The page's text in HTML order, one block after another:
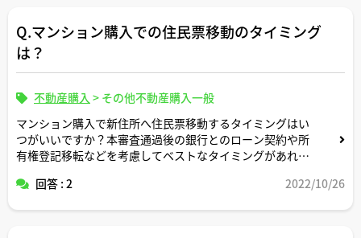
Q.マンション購入での住民票移動のタイミング
は？
不動産購入 > その他不動産購入一般
マンション購入で新住所へ住民票移動するタイミングはい
つがいいですか？本審査通過後の銀行とのローン契約や所
有権登記移転などを考慮してベストなタイミングがあれば
回答 : 2 2022/10/26